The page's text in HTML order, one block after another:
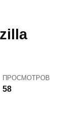
ПРОСМОТРОВ
58